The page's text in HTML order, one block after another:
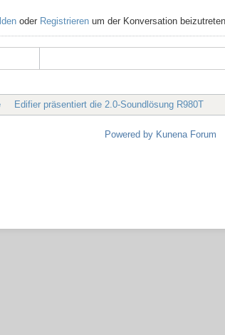
oder Registrieren um der Konversation
Edifier präsentiert die 2.0-Soundlösung R980T
Powered by Kunena Forum